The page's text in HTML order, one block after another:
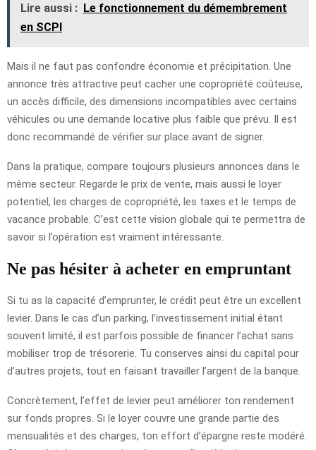
Lire aussi : Le fonctionnement du démembrement
en SCPI
Mais il ne faut pas confondre économie et précipitation. Une
annonce très attractive peut cacher une copropriété coûteuse,
un accès difficile, des dimensions incompatibles avec certains
véhicules ou une demande locative plus faible que prévu. Il est
donc recommandé de vérifier sur place avant de signer.
Dans la pratique, compare toujours plusieurs annonces dans le
même secteur. Regarde le prix de vente, mais aussi le loyer
potentiel, les charges de copropriété, les taxes et le temps de
vacance probable. C’est cette vision globale qui te permettra de
savoir si l’opération est vraiment intéressante.
Ne pas hésiter à acheter en empruntant
Si tu as la capacité d’emprunter, le crédit peut être un excellent
levier. Dans le cas d’un parking, l’investissement initial étant
souvent limité, il est parfois possible de financer l’achat sans
mobiliser trop de trésorerie. Tu conserves ainsi du capital pour
d’autres projets, tout en faisant travailler l’argent de la banque.
Concrètement, l’effet de levier peut améliorer ton rendement
sur fonds propres. Si le loyer couvre une grande partie des
mensualités et des charges, ton effort d’épargne reste modéré.